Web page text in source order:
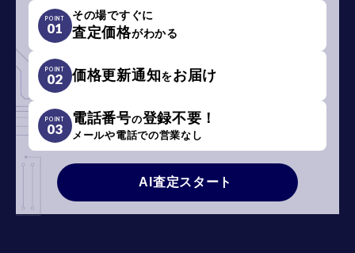
POINT
01
その場ですぐに
査定価格がわかる
POINT
02 価格更新通知をお届け
POINT
03
電話番号の登録不要！
メールや電話での営業なし
AI査定スタート